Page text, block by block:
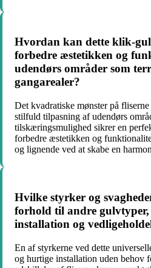
Hvordan kan dette klik-
forbedre æstetikken og
udendørs områder som
gangarealer?
Det kvadratiske mønster på
stilfuld tilpasning af udendørs
tilskæringsmulighed sikrer en
forbedre æstetikken og
og lignende ved at skabe en
Hvilke styrker og
forhold til andre
installation og
En af styrkerne ved dette
og hurtige installation uden behov